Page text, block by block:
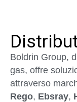
Boldrin Group,
gas, offre
attraverso
Rego, Ebsray,